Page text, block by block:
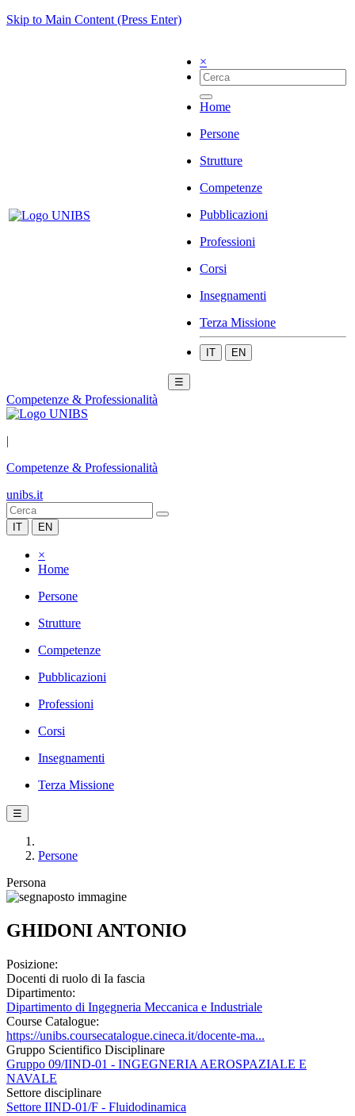
Skip to Main Content (Press Enter)
×
Home
Persone
Strutture
Competenze
Pubblicazioni
Professioni
Corsi
Insegnamenti
Terza Missione
IT EN
☰
Competenze & Professionalità
|
Competenze & Professionalità
unibs.it
IT EN
×
Home
Persone
Strutture
Competenze
Pubblicazioni
Professioni
Corsi
Insegnamenti
Terza Missione
☰
Persone
Persona
GHIDONI ANTONIO
Posizione:
Docenti di ruolo di Ia fascia
Dipartimento:
Dipartimento di Ingegneria Meccanica e Industriale
Course Catalogue:
https://unibs.coursecatalogue.cineca.it/docente-ma...
Gruppo Scientifico Disciplinare
Gruppo 09/IIND-01 - INGEGNERIA AEROSPAZIALE E
NAVALE
Settore disciplinare
Settore IIND-01/F - Fluidodinamica